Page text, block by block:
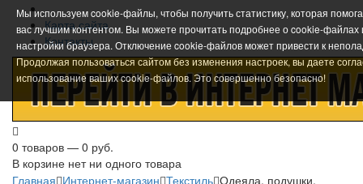
Карта сайта
Контакты
0 товаров — 0 руб.
В корзине нет ни одного товара
Главная Интернет-магазин Текстиль Одеяла, подушки,
Мы используем cookie-файлы, чтобы получить статистику, которая
вас лучшим контентом. Вы можете прочитать подробнее о cookie-файлах
настройки браузера. Отключение cookie-файлов может привести к
Продолжая пользоваться сайтом без изменения настроек, вы даете
использование ваших cookie-файлов. Это совершенно безопасно!